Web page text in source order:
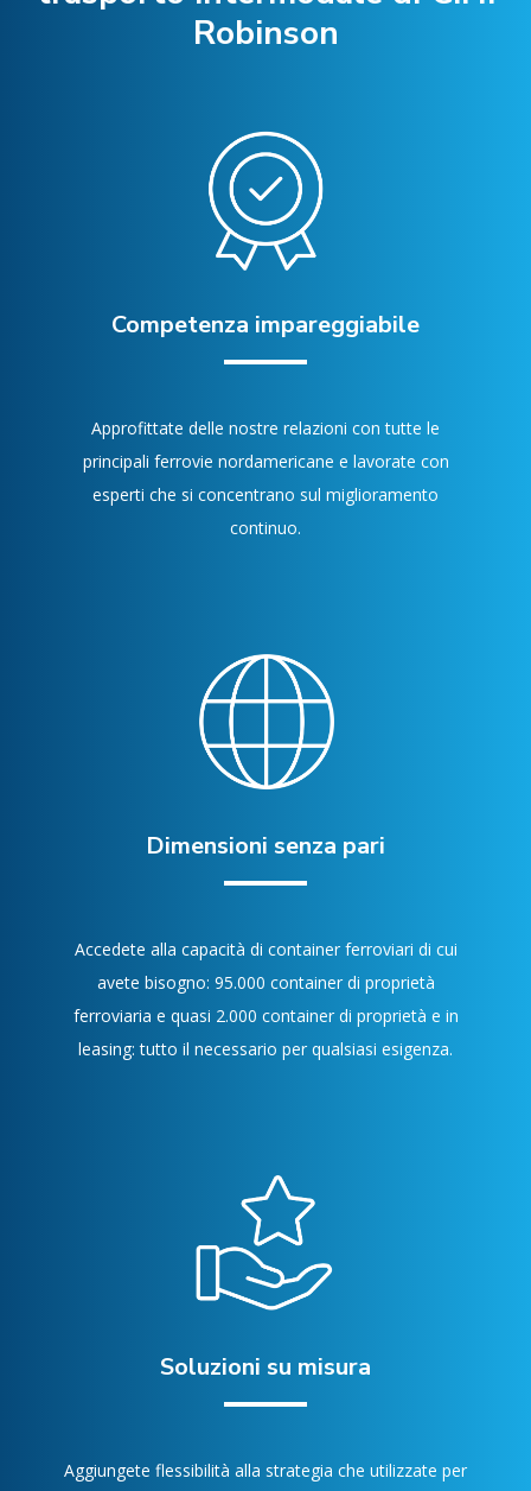
Robinson
Competenza impareggiabile
Approfittate delle nostre relazioni con tutte le
principali ferrovie nordamericane e lavorate con
esperti che si concentrano sul miglioramento
continuo.
Dimensioni senza pari
Accedete alla capacità di container ferroviari di cui
avete bisogno: 95.000 container di proprietà
ferroviaria e quasi 2.000 container di proprietà e in
leasing: tutto il necessario per qualsiasi esigenza.
Soluzioni su misura
Aggiungete flessibilità alla strategia che utilizzate per